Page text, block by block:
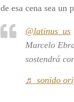
de esa cena sea un
@latinus_us
Marcelo
sostendrá
♬ sonido